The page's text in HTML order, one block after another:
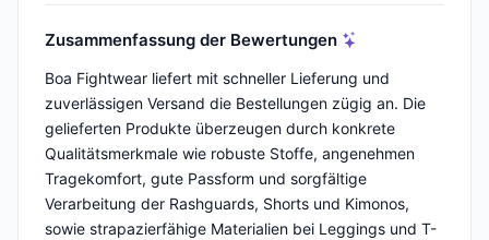
Zusammenfassung der Bewertungen
Boa Fightwear liefert mit schneller Lieferung und
zuverlässigen Versand die Bestellungen zügig an. Die
gelieferten Produkte überzeugen durch konkrete
Qualitätsmerkmale wie robuste Stoffe, angenehmen
Tragekomfort, gute Passform und sorgfältige
Verarbeitung der Rashguards, Shorts und Kimonos,
sowie strapazierfähige Materialien bei Leggings und T-